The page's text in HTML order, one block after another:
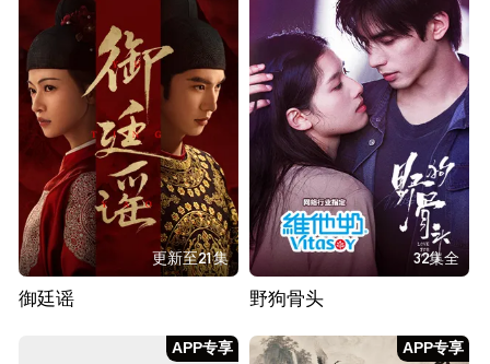
更新至21集
御廷谣
32集全
野狗骨头
APP专享 APP专享